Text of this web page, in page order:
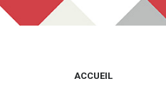
ACCUEIL